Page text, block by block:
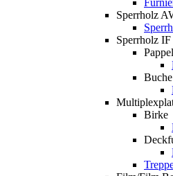
Sperrholz
Sperrholz IF
Birke